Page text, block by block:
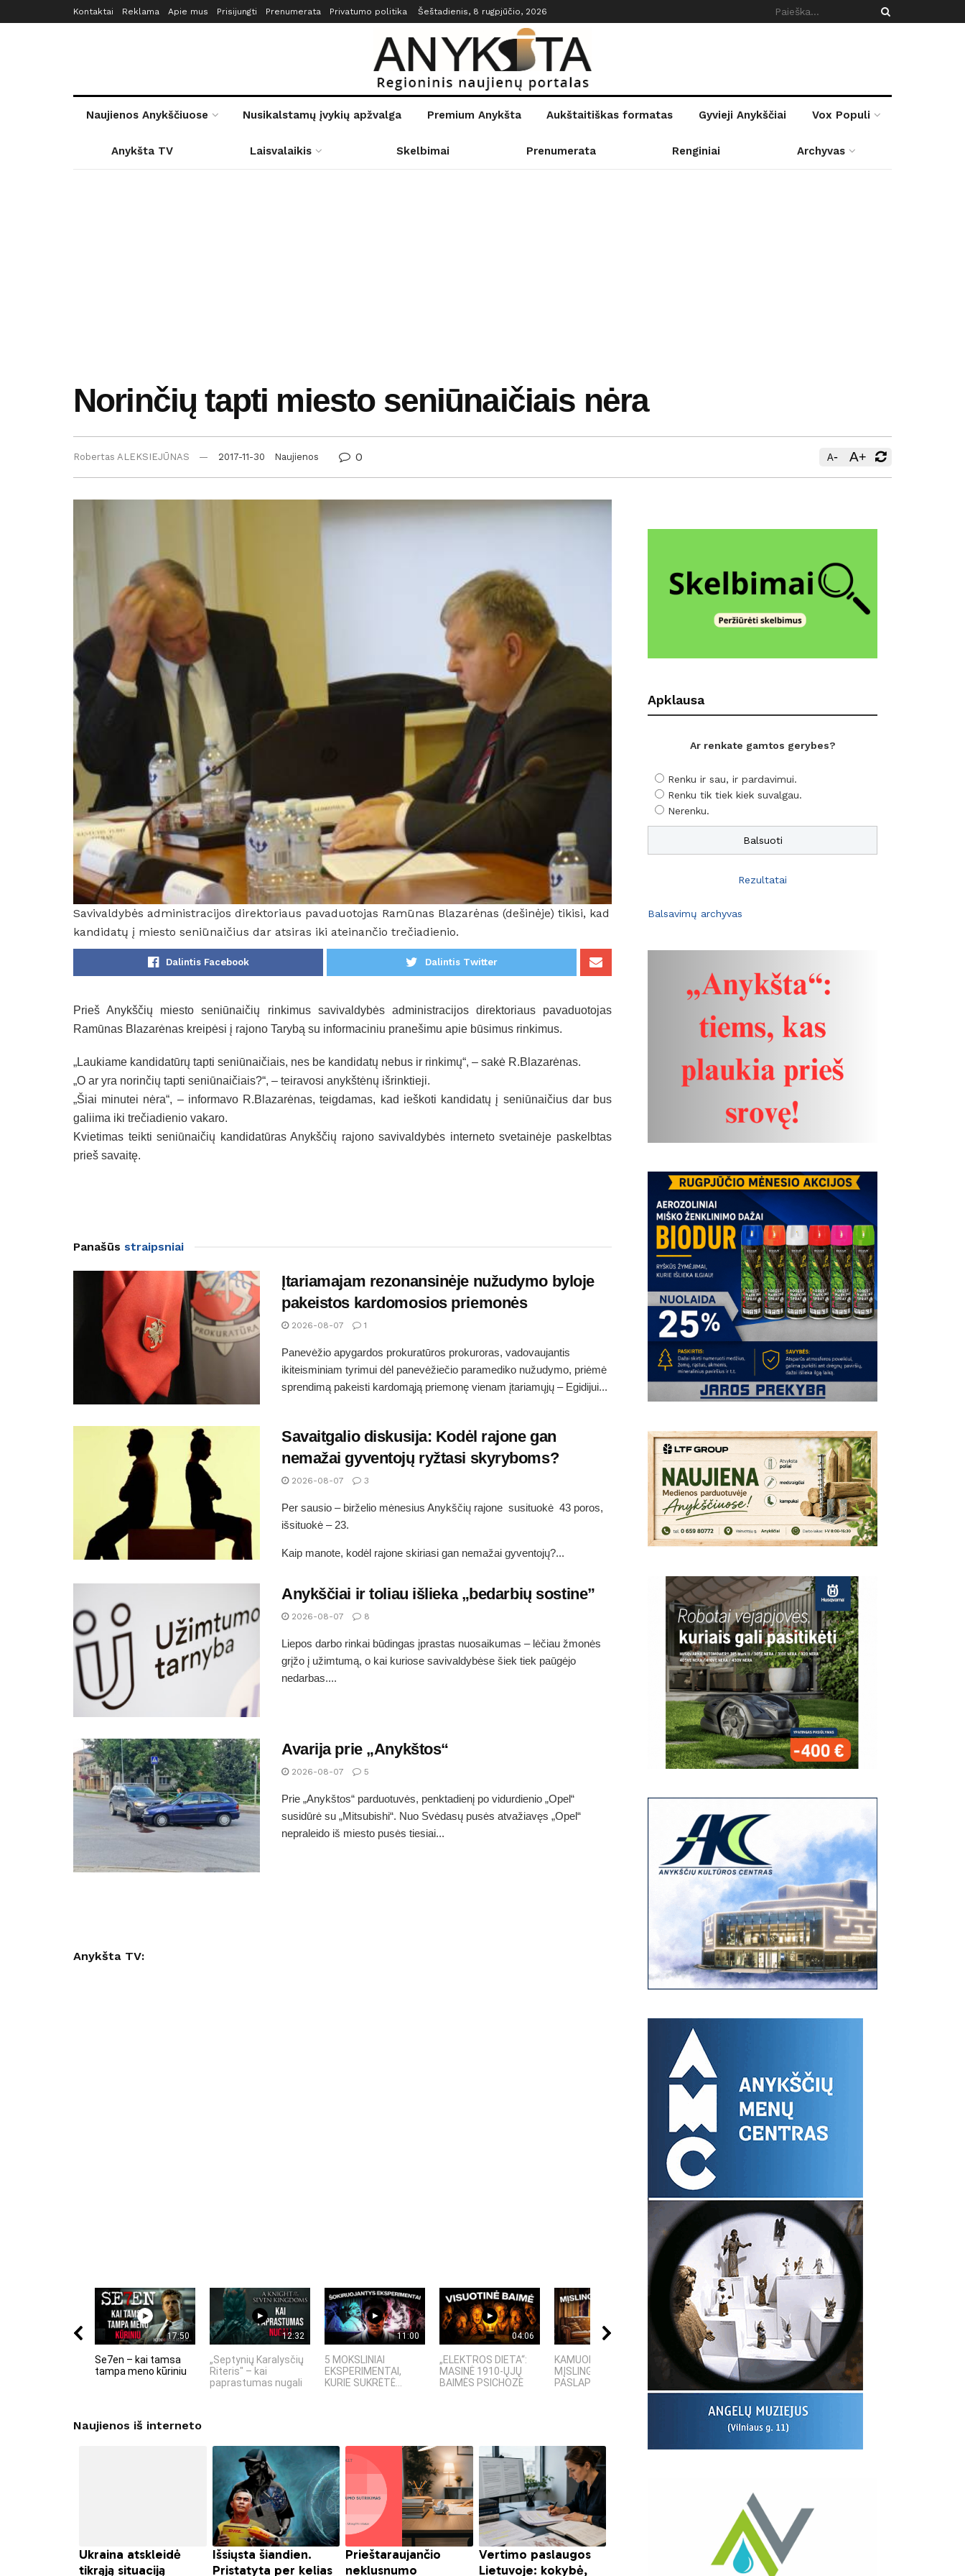
Kontaktai Reklama Apie mus Prisijungti Prenumerata Privatumo politika Šeštadienis, 8 rugpjūčio, 2026
Naujienos Anykščiuose Nusikalstamų įvykių apžvalga Premium Anykšta Aukštaitiškas formatas Gyvieji Anykščiai Vox Populi
Anykšta TV Laisvalaikis Skelbimai Prenumerata Renginiai Archyvas
Norinčių tapti miesto seniūnaičiais nėra
Robertas ALEKSIEJŪNAS 2017-11-30 Naujienos 0 A- A+
Savivaldybės administracijos direktoriaus pavaduotojas Ramūnas Blazarėnas (dešinėje) tikisi, kad
kandidatų į miesto seniūnaičius dar atsiras iki ateinančio trečiadienio.
Dalintis Facebook Dalintis Twitter
Prieš Anykščių miesto seniūnaičių rinkimus savivaldybės administracijos direktoriaus pavaduotojas
Ramūnas Blazarėnas kreipėsi į rajono Tarybą su informaciniu pranešimu apie būsimus rinkimus.
„Laukiame kandidatūrų tapti seniūnaičiais, nes be kandidatų nebus ir rinkimų“, – sakė R.Blazarėnas.
„O ar yra norinčių tapti seniūnaičiais?“, – teiravosi anykštėnų išrinktieji.
„Šiai minutei nėra“, – informavo R.Blazarėnas, teigdamas, kad ieškoti kandidatų į seniūnaičius dar bus
galiima iki trečiadienio vakaro.
Kvietimas teikti seniūnaičių kandidatūras Anykščių rajono savivaldybės interneto svetainėje paskelbtas
prieš savaitę.
Panašūs straipsniai
Įtariamajam rezonansinėje nužudymo byloje
pakeistos kardomosios priemonės
2026-08-07 1
Panevėžio apygardos prokuratūros prokuroras, vadovaujantis
ikiteisminiam tyrimui dėl panevėžiečio paramediko nužudymo, priėmė
sprendimą pakeisti kardomąją priemonę vienam įtariamųjų – Egidijui...
Savaitgalio diskusija: Kodėl rajone gan
nemažai gyventojų ryžtasi skyryboms?
2026-08-07 3
Per sausio – birželio mėnesius Anykščių rajone susituokė 43 poros,
išsituokė – 23.
Kaip manote, kodėl rajone skiriasi gan nemažai gyventojų?...
Anykščiai ir toliau išlieka „bedarbių sostine”
2026-08-07 8
Liepos darbo rinkai būdingas įprastas nuosaikumas – lėčiau žmonės
grįžo į užimtumą, o kai kuriose savivaldybėse šiek tiek paūgėjo
nedarbas....
Avarija prie „Anykštos“
2026-08-07 5
Prie „Anykštos“ parduotuvės, penktadienį po vidurdienio „Opel“
susidūrė su „Mitsubishi“. Nuo Svėdasų pusės atvažiavęs „Opel“
nepraleido iš miesto pusės tiesiai...
Anykšta TV:
17:50
Se7en – kai tamsa
tampa meno kūriniu
12:32
„Septynių Karalysčių
Riteris" – kai
paprastumas nugali
11:00
5 MOKSLINIAI
EKSPERIMENTAI,
KURIE SUKRĖTĖ...
04:06
„ELEKTROS DIETA“:
MASINĖ 1910-ŲJŲ
BAIMĖS PSICHOZĖ
KAMUOLINIS ŽAIBAS:
MĮSLINGA GAMTOS
PASLAPTIS
06:37
Giedriaus Šiukščiaus
atsiliepimas
03:19
Latavėnai: pasaulio
lietuvių vyskupo
tėviškė
Naujienos iš interneto
Apklausa
Ar renkate gamtos gerybes?
Renku ir sau, ir pardavimui.
Renku tik tiek kiek suvalgau.
Nerenku.
Rezultatai
Balsavimų archyvas